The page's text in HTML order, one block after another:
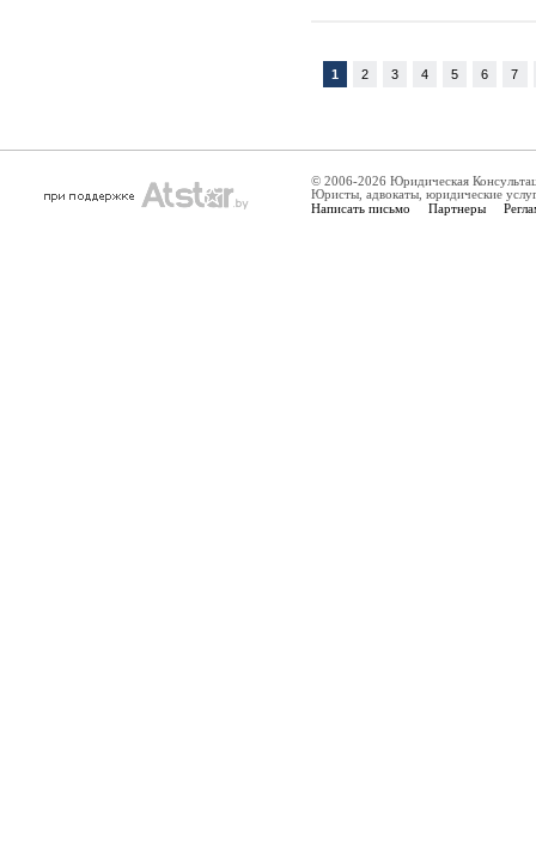
1 2 3 4 5 6 7
© 2006-2026 Юридическая
Юристы, адвокаты, юридические
Написать письмо Партнеры